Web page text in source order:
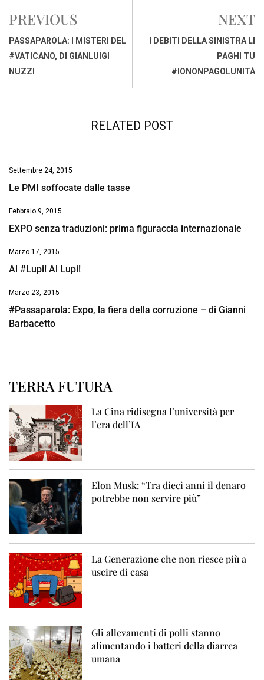
b
o
o
k
s
A
p
d
I
d
s
PREVIOUS
PASSAPAROLA: I MISTERI DEL
#VATICANO, DI GIANLUIGI
NUZZI
NEXT
I DEBITI DELLA SINISTRA LI
PAGHI TU
#IONONPAGOLUNITÀ
RELATED POST
Settembre 24, 2015
Le PMI soffocate dalle tasse
Febbraio 9, 2015
EXPO senza traduzioni: prima figuraccia internazionale
Marzo 17, 2015
Al #Lupi! Al Lupi!
Marzo 23, 2015
#Passaparola: Expo, la fiera della corruzione – di Gianni
Barbacetto
TERRA FUTURA
La Cina ridisegna l’università per
l’era dell’IA
Elon Musk: “Tra dieci anni il denaro
potrebbe non servire più”
La Generazione che non riesce più a
uscire di casa
Gli allevamenti di polli stanno
alimentando i batteri della diarrea
umana